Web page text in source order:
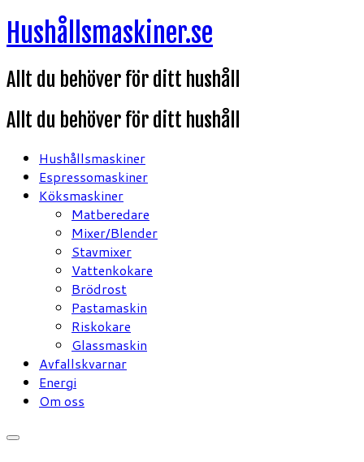
Hoppa
till
Hushållsmaskiner.se
Allt du behöver för ditt hushåll
Allt du behöver för ditt hushåll
Hushållsmaskiner
Espressomaskiner
Köksmaskiner
Matberedare
Mixer/Blender
Stavmixer
Vattenkokare
Brödrost
Pastamaskin
Riskokare
Glassmaskin
Avfallskvarnar
Energi
Om oss